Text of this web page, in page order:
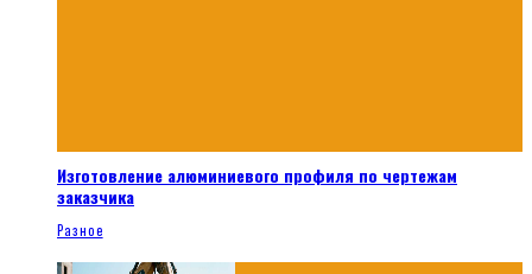
Изготовление алюминиевого профиля по чертежам
заказчика
Разное